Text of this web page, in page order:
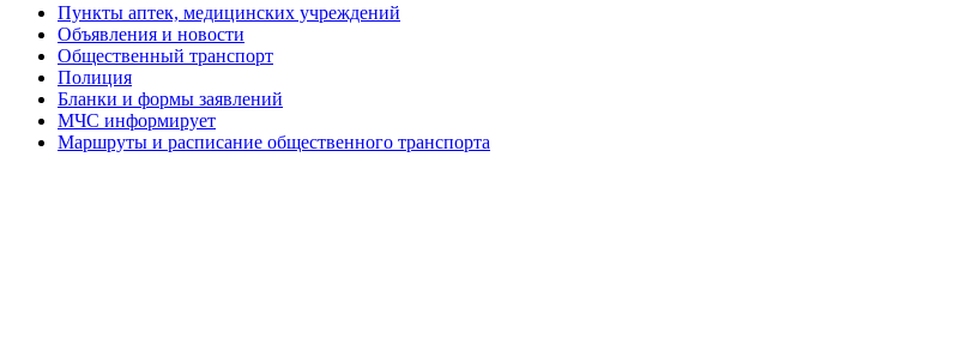
Пункты аптек, медицинских учреждений
Объявления и новости
Общественный транспорт
Полиция
Бланки и формы заявлений
МЧС информирует
Маршруты и расписание общественного транспорта